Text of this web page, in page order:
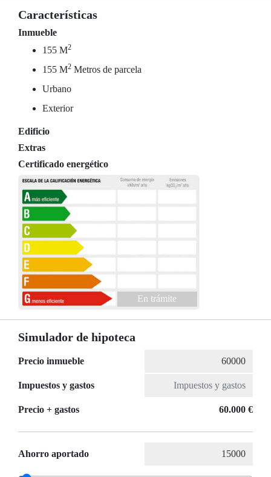
Características
Inmueble
155 M2
155 M2 Metros de parcela
Urbano
Exterior
Edificio
Extras
Certificado energético
En trámite
Simulador de hipoteca
Precio inmueble
Impuestos y gastos
Precio + gastos 60.000 €
Ahorro aportado